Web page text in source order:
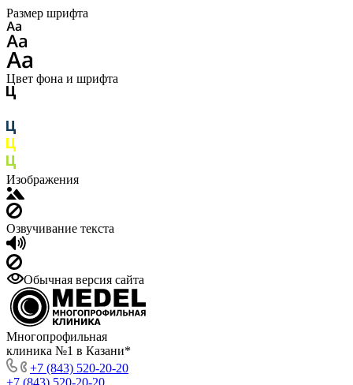
Размер шрифта
Цвет фона и шрифта
Изображения
Озвучивание текста
Обычная версия сайта
Многопрофильная
клиника №1 в Казани*
+7 (843) 520-20-20
+7 (843) 520-20-20